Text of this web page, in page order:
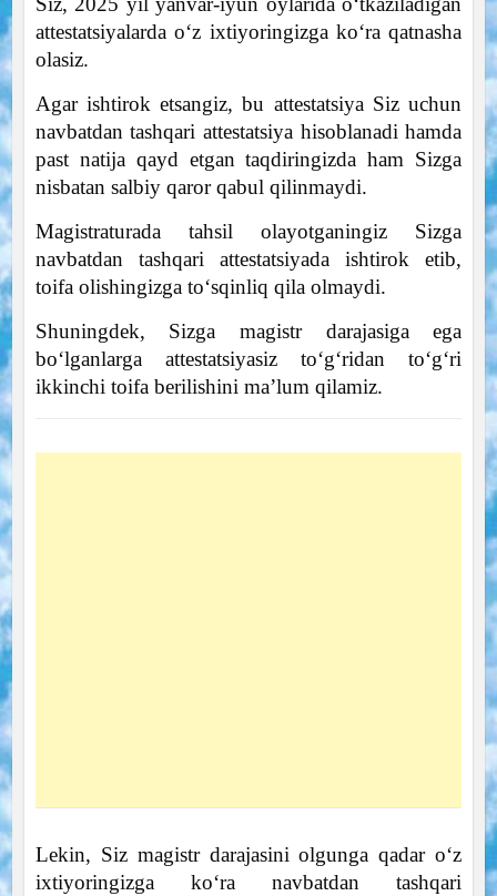
attestatsiyalarda o‘z ixtiyoringizga ko‘ra qatnasha
olasiz.
Agar ishtirok etsangiz, bu attestatsiya Siz uchun
navbatdan tashqari attestatsiya hisoblanadi hamda
past natija qayd etgan taqdiringizda ham Sizga
nisbatan salbiy qaror qabul qilinmaydi.
Magistraturada tahsil olayotganingiz Sizga
navbatdan tashqari attestatsiyada ishtirok etib,
toifa olishingizga to‘sqinliq qila olmaydi.
Shuningdek, Sizga magistr darajasiga ega
bo‘lganlarga attestatsiyasiz to‘g‘ridan to‘g‘ri
ikkinchi toifa berilishini ma’lum qilamiz.
Lekin, Siz magistr darajasini olgunga qadar o‘z
ixtiyoringizga ko‘ra navbatdan tashqari